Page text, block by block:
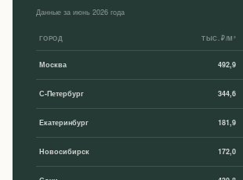
Данные за июнь 2026 года
ГОРОД ТЫС. ₽/М²
Москва 492,9
С-Петербург 344,6
Екатеринбург 181,9
Новосибирск 172,0